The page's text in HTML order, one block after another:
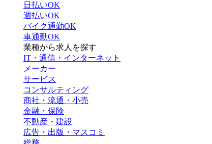
日払いOK
週払いOK
バイク通勤OK
車通勤OK
業種から求人を探す
IT・通信・インターネット
メーカー
サービス
コンサルティング
商社・流通・小売
金融・保険
不動産・建設
広告・出版・マスコミ